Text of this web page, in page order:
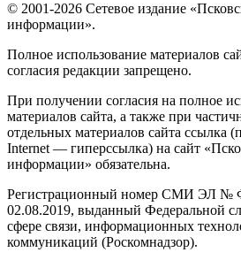
© 2001-2026 Сетевое издание
информации».
Полное использование материалов
согласия редакции запрещено.
При получении согласия на полное
материалов сайта, а также при
отдельных материалов сайта ссылка
Internet — гиперссылка) на сайт
информации» обязательна.
Регистрационный номер СМИ ЭЛ №
02.08.2019, выданный Федеральной
сфере связи, информационных
коммуникаций (Роскомнадзор).